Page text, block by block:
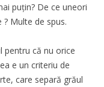
puțin? De ce uneori
Multe de spus.
pentru că nu orice
e un criteriu de
care separă grăul